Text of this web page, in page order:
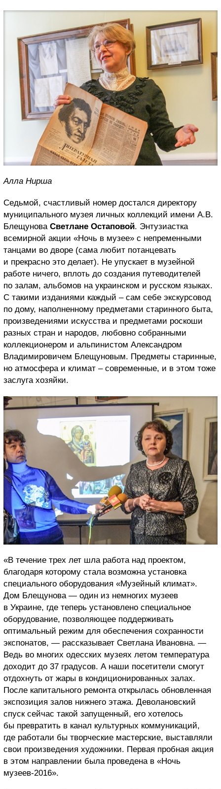
Алла Нирша
Седьмой, счастливый номер достался директору
муниципального музея личных коллекций имени А.В.
Блещунова Светлане Остаповой. Энтузиастка
всемирной акции «Ночь в музее» с непременными
танцами во дворе (сама любит потанцевать
и прекрасно это делает). Не упускает в музейной
работе ничего, вплоть до создания путеводителей
по залам, альбомов на украинском и русском языках.
С такими изданиями каждый – сам себе экскурсовод
по дому, наполненному предметами старинного быта,
произведениями искусства и предметами роскоши
разных стран и народов, любовно собранными
коллекционером и альпинистом Александром
Владимировичем Блещуновым. Предметы старинные,
но атмосфера и климат – современные, и в этом тоже
заслуга хозяйки.
«В течение трех лет шла работа над проектом,
благодаря которому стала возможна установка
специального оборудования «Музейный климат».
Дом Блещунова — один из немногих музеев
в Украине, где теперь установлено специальное
оборудование, позволяющее поддерживать
оптимальный режим для обеспечения сохранности
экспонатов, — рассказывает Светлана Ивановна. —
Ведь во многих одесских музеях летом температура
доходит до 37 градусов. А наши посетители смогут
отдохнуть от жары в кондиционированных залах.
После капитального ремонта открылась обновленная
экспозиция залов нижнего этажа. Деволановский
спуск сейчас такой запущенный, его хотелось
бы превратить в канал культурных коммуникаций,
где работали бы творческие мастерские, выставляли
свои произведения художники. Первая пробная акция
в этом направлении была проведена в «Ночь
музеев-2016».